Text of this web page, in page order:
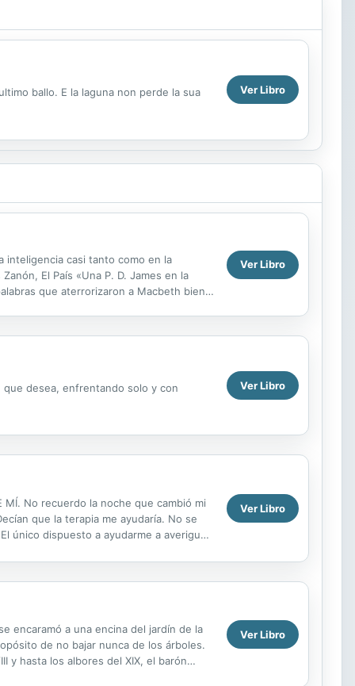
ballo. E la laguna non perde la sua Ver Libro
inteligencia casi tanto como en la
El País «Una P. D. James en la
que aterrorizaron a Macbeth bien
Ver Libro
desea, enfrentando solo y con Ver Libro
MÍ. No recuerdo la noche que cambió mi
que la terapia me ayudaría. No se
único dispuesto a ayudarme a averiguar
Ver Libro
encaramó a una encina del jardín de la
de no bajar nunca de los árboles.
y hasta los albores del XIX, el barón
Ver Libro